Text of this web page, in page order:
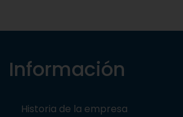
Información
Historia de la empresa